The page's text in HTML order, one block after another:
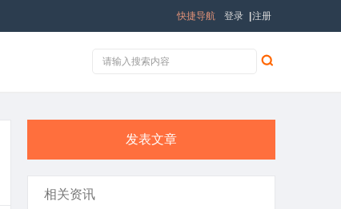
登录 注册
快捷导航
发表文章
相关资讯